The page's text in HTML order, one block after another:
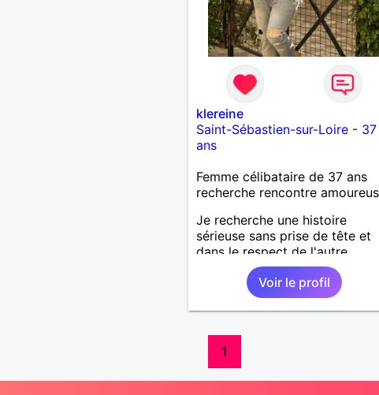
klereine
Saint-Sébastien-sur-Loire- 37
ans
Femme célibataire de 37 ans
recherche rencontre
Je recherche une histoire
sérieuse sans prise de tête et
dans le respect de l'autre.
Voir le profil
1